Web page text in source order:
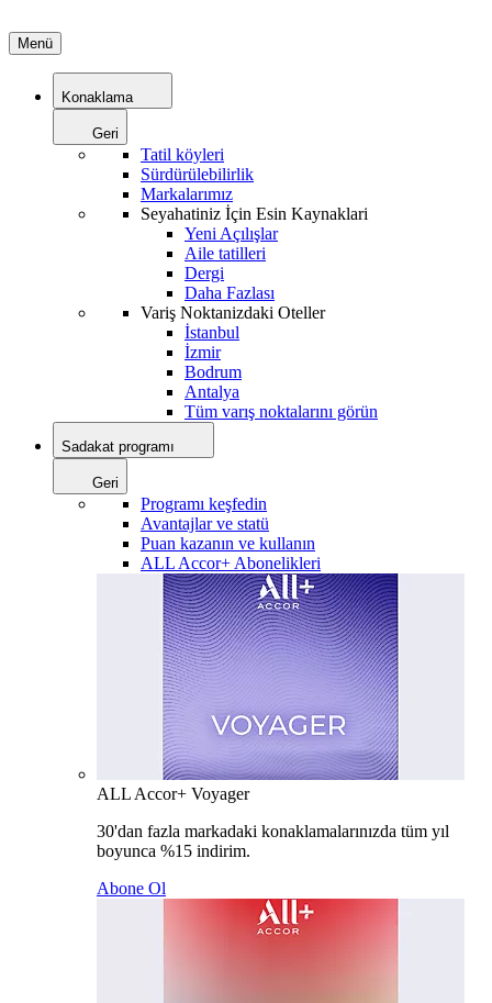
Menü
Konaklama
Geri
Tatil köyleri
Sürdürülebilirlik
Markalarımız
Seyahatiniz İçin Esin Kaynaklari
Yeni Açılışlar
Aile tatilleri
Dergi
Daha Fazlası
Variş Noktanizdaki Oteller
İstanbul
İzmir
Bodrum
Antalya
Tüm varış noktalarını görün
Sadakat programı
Geri
Programı keşfedin
Avantajlar ve statü
Puan kazanın ve kullanın
ALL Accor+ Abonelikleri
ALL Accor+ Voyager
30'dan fazla markadaki konaklamalarınızda tüm yıl
boyunca %15 indirim.
Abone Ol